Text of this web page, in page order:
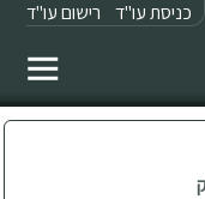
כניסת עו"ד רישום עו"ד